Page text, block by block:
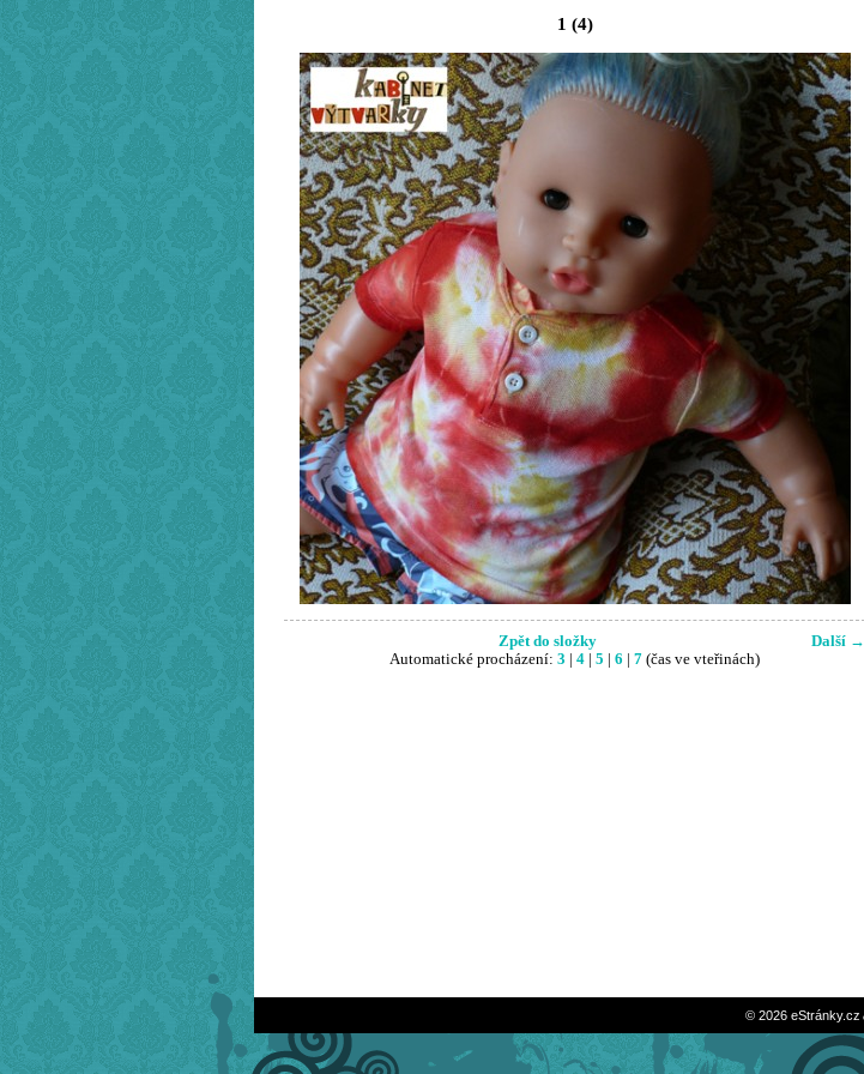
1 (4)
Další →
Zpět do složky
Automatické procházení: 3 4 5 6 7 (čas ve vteřinách)
© 2026 eStránky.cz